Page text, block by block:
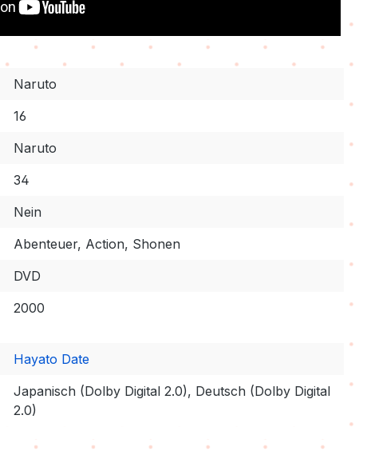
Naruto
16
Naruto
34
Nein
Abenteuer, Action, Shonen
DVD
2000
Hayato Date
Japanisch (Dolby Digital 2.0), Deutsch (Dolby Digital
2.0)